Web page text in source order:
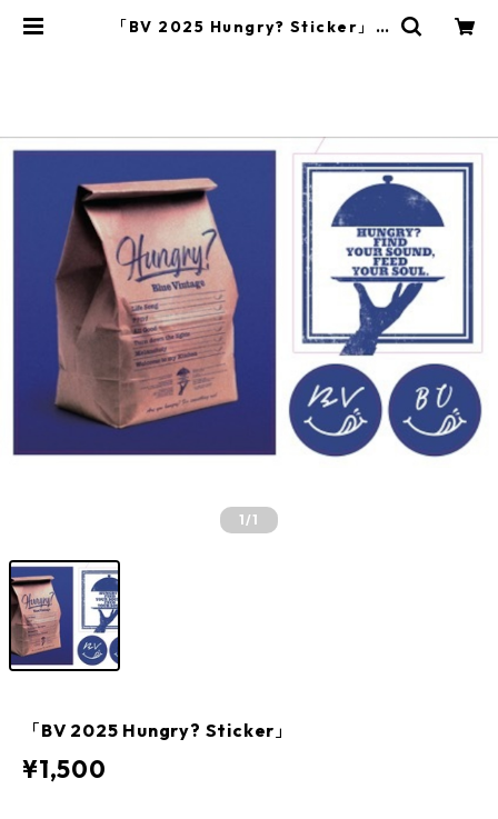
「BV 2025 Hungry? Sticker」 |
1/1
「BV 2025 Hungry? Sticker」
¥1,500